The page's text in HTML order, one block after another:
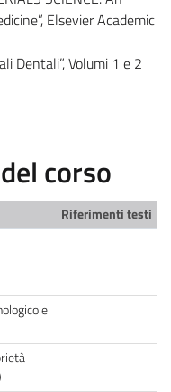
Elsevier Academic
Dentali”, Volumi 1 e 2
corso
Riferimenti testi
e